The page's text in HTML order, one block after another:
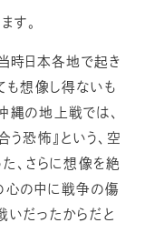
す。
時日本各地で起き
も想像し得ないも
縄の地上戦では、
恐怖』という、空
、さらに想像を絶
心の中に戦争の傷
だったからだと